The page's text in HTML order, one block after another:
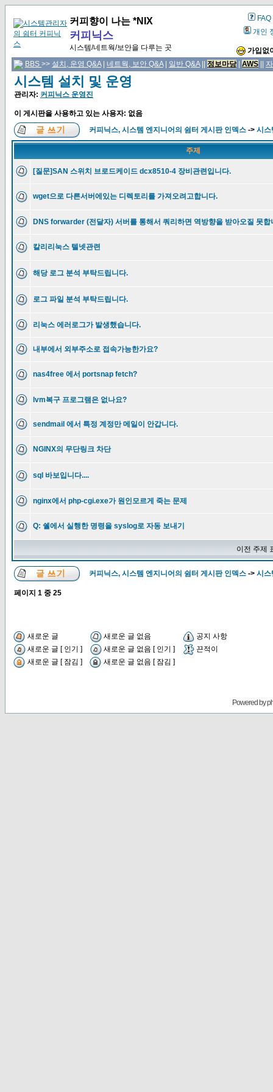
커피향이 나는 *NIX
커피닉스
시스템/네트웍/보안을 다루는 곳
FAQ
개인
가입없
BBS >> 설치, 운영 Q&A| 네트웍, 보안 Q&A| 일반 Q&A|| 정보마당| AWS
시스템 설치 및 운영
관리자: 커피닉스 운영진
이 게시판을 사용하고 있는 사용자: 없음
커피닉스, 시스템 엔지니어의 쉼터 게시판 인덱스 -> 시스
주제
[질문]SAN 스위치 브로드케이드 dcx8510-4 장비관련입니다.
wget으로 다른서버에있는 디렉토리를 가져오려고합니다.
DNS forwarder (전달자) 서버를 통해서 쿼리하면 역방향을 받아오질 못합
칼리리눅스 텔넷관련
해당 로그 분석 부탁드립니다.
로그 파일 분석 부탁드립니다.
리눅스 에러로그가 발생했습니다.
내부에서 외부주소로 접속가능한가요?
nas4free 에서 portsnap fetch?
lvm복구 프로그램은 없나요?
sendmail 에서 특정 계정만 메일이 안갑니다.
NGINX의 무단링크 차단
sql 바보입니다....
nginx에서 php-cgi.exe가 원인모르게 죽는 문제
Q: 쉘에서 실행한 명령을 syslog로 자동 보내기
이전 주제
커피닉스, 시스템 엔지니어의 쉼터 게시판 인덱스 -> 시스
페이지 1 중 25
새로운 글 새로운 글 없음
공지 사항
새로운 글 [ 인기 ]
새로운 글 없음 [ 인기 ]
끈적이
새로운 글 [ 잠김 ]
새로운 글 없음 [ 잠김 ]
Powered by